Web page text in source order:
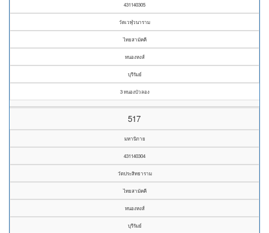
431140305
วัดเวฬุวนาราม
ไทยสามัคคี
หนองหงส์
บุรีรัมย์
3 หนองบัวลอง
517
มหานิกาย
431140304
วัดประสิทธาราม
ไทยสามัคคี
หนองหงส์
บุรีรัมย์